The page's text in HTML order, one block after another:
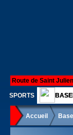
Route de Saint
SPORTS
Accueil